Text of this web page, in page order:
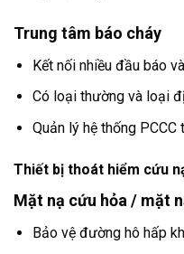
Trung tâm báo cháy
Kết nối nhiều đầu báo
Có loại thường và loại
Quản lý hệ thống PCCC
Thiết bị thoát hiểm cứu
Mặt nạ cứu hỏa / mặt
Bảo vệ đường hô hấp